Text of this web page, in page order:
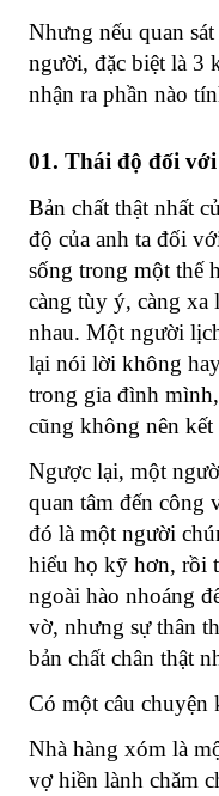
Nhưng nếu quan
người, đặc biệt là 3
nhận ra phần nào
01. Thái độ đối
Bản chất thật nhất
độ của anh ta đối
sống trong một thế
càng tùy ý, càng xa
nhau. Một người
lại nói lời không
trong gia đình
cũng không nên kết
Ngược lại, một
quan tâm đến công
đó là một người
hiểu họ kỹ hơn, rồi
ngoài hào nhoáng
vờ, nhưng sự thân
bản chất chân thật
Có một câu chuyện
Nhà hàng xóm là
vợ hiền lành chăm